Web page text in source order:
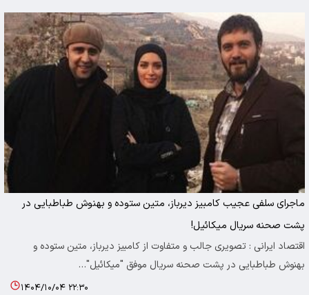
ماجرای سلفی عجیب کامبیز دیرباز، متین ستوده و بهنوش طباطبایی در
پشت صحنه سریال میکائیل!
اقتصاد ایرانی : تصویری جالب و متفاوت از کامبیز دیرباز، متین ستوده و
بهنوش طباطبایی در پشت صحنه سریال موفق "میکائیل"…
۱۴۰۴/۱۰/۰۴ ۲۲:۳۰